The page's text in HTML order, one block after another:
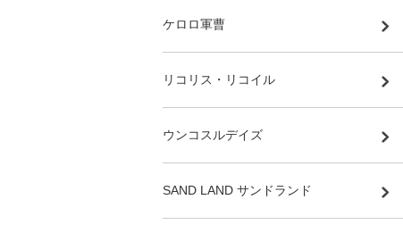
ケロロ軍曹
リコリス・リコイル
ウンコスルデイズ
SAND LAND サンドランド